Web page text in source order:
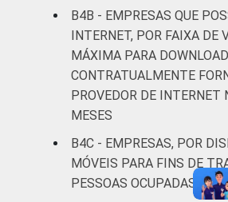
Alojamento e
alimentação
Informação e
comunicação
Atividades
imobiliárias,
atividades
B4B - EMPRESAS QUE
INTERNET, POR FAIXA DE
MÁXIMA PARA DOWNLOAD
CONTRATUALMENTE
PROVEDOR DE INTERNET
MESES
B4C - EMPRESAS, POR
MÓVEIS PARA FINS DE
PESSOAS OCUPADAS